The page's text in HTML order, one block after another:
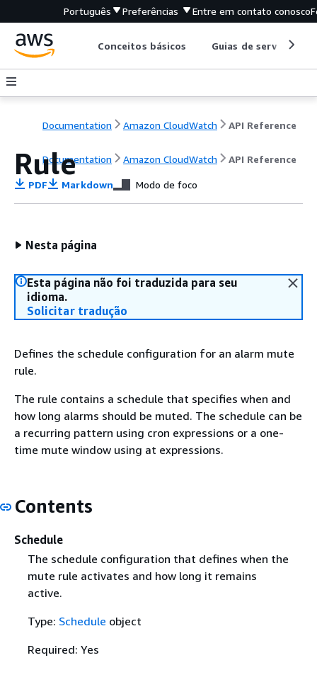
Português Preferências Entre em contato conosco
Conceitos básicos Guias de serviço
Documentation Amazon CloudWatch API Reference
Documentation Amazon CloudWatch API Reference
Rule
PDF Markdown Modo de foco
Nesta página
Esta página não foi traduzida para seu
idioma.
Solicitar tradução
Defines the schedule configuration for an alarm mute
rule.
The rule contains a schedule that specifies when and
how long alarms should be muted. The schedule can be
a recurring pattern using cron expressions or a one-
time mute window using at expressions.
Contents
Schedule
The schedule configuration that defines when the
mute rule activates and how long it remains
active.
Type: Schedule object
Required: Yes